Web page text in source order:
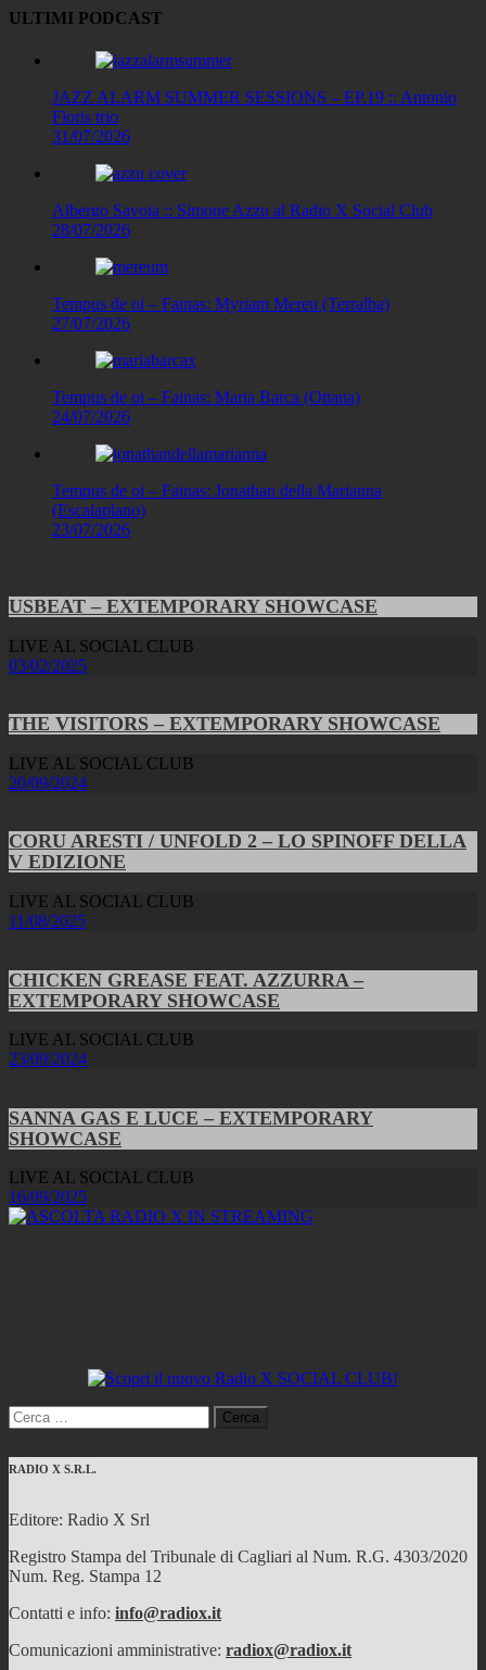
ULTIMI PODCAST
JAZZ ALARM SUMMER SESSIONS – EP.19 :: Antonio
Floris trio
31/07/2026
Albergo Savoia :: Simone Azzu al Radio X Social Club
28/07/2026
Tempus de oi – Fainas: Myriam Mereu (Terralba)
27/07/2026
Tempus de oi – Fainas: Maria Barca (Ottana)
24/07/2026
Tempus de oi – Fainas: Jonathan della Marianna
(Escalaplano)
23/07/2026
USBEAT – EXTEMPORARY SHOWCASE
LIVE AL SOCIAL CLUB
03/02/2025
THE VISITORS – EXTEMPORARY SHOWCASE
LIVE AL SOCIAL CLUB
20/09/2024
CORU ARESTI / UNFOLD 2 – LO SPINOFF DELLA
V EDIZIONE
LIVE AL SOCIAL CLUB
11/08/2025
CHICKEN GREASE FEAT. AZZURRA –
EXTEMPORARY SHOWCASE
LIVE AL SOCIAL CLUB
23/09/2024
SANNA GAS E LUCE – EXTEMPORARY
SHOWCASE
LIVE AL SOCIAL CLUB
16/09/2025
Ricerca
per:
RADIO X S.R.L.
Editore: Radio X Srl
Registro Stampa del Tribunale di Cagliari al Num. R.G. 4303/2020
Num. Reg. Stampa 12
Contatti e info: info@radiox.it
Comunicazioni amministrative: radiox@radiox.it